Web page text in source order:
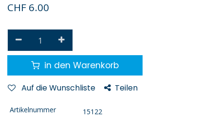
CHF 6.00
in den Warenkorb
Auf die Wunschliste Teilen
Artikelnummer
15122